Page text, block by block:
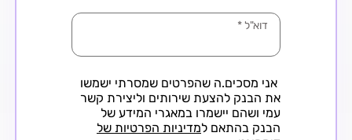
דוא"ל*
אני מסכים.ה שהפרטים שמסרתי ישמשו
את הבנק להצעת שירותים וליצירת קשר
עמי ושהם יישמרו במאגרי המידע של
הבנק בהתאם למדיניות הפרטיות של